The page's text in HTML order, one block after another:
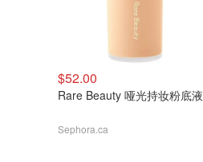
$52.00
Rare Beauty 哑光持妆粉底液
Sephora.ca